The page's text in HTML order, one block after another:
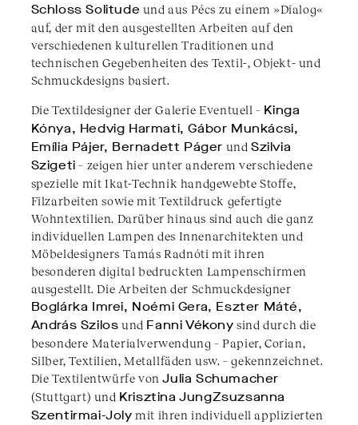
Schloss Solitude und aus Pécs zu einem »Dialog«
auf, der mit den ausgestellten Arbeiten auf den
verschiedenen kulturellen Traditionen und
technischen Gegebenheiten des Textil-, Objekt- und
Schmuckdesigns basiert.
Die Textildesigner der Galerie Eventuell – Kinga
Kónya, Hedvig Harmati, Gábor Munkácsi,
Emília Pájer, Bernadett Páger undSzilvia
Szigeti – zeigen hier unter anderem verschiedene
spezielle mit Ikat-Technik handgewebte Stoffe,
Filzarbeiten sowie mit Textildruck gefertigte
Wohntextilien. Darüber hinaus sind auch die ganz
individuellen Lampen des Innenarchitekten und
Möbeldesigners Tamás Radnóti mit ihren
besonderen digital bedruckten Lampenschirmen
ausgestellt. Die Arbeiten der Schmuckdesigner
Boglárka Imrei, Noémi Gera, Eszter Máté,
András Szilos und Fanni Vékony sind durch die
besondere Materialverwendung – Papier, Corian,
Silber, Textilien, Metallfäden usw. – gekennzeichnet.
Die Textilentwürfe vonJulia Schumacher
(Stuttgart) und Krisztina JungZsuzsanna
Szentirmai-Joly mit ihren individuell applizierten